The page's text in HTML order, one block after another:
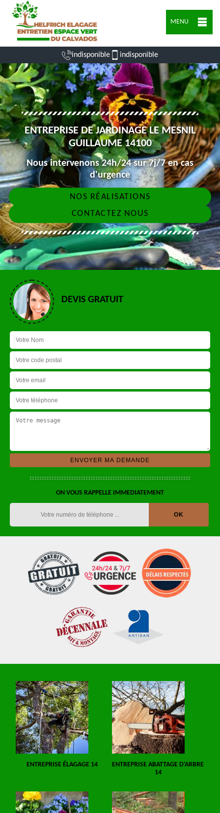
MENU
indisponible indisponible
ENTREPRISE DE JARDINAGE LE MESNIL
GUILLAUME 14100
Nous intervenons 24h/24 sur 7j/7 en cas
d'urgence
NOS RÉALISATIONS
CONTACTEZ NOUS
DEVIS GRATUIT
ON VOUS RAPPELLE IMMEDIATEMENT
ENTREPRISE ÉLAGAGE 14
ENTREPRISE ABATTAGE D'ARBRE
14